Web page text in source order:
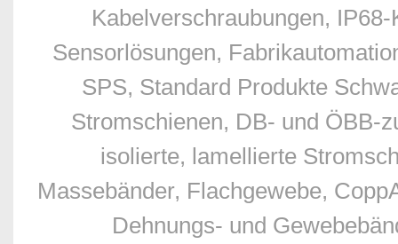
Kabelverschraubungen,
Sensorlösungen,
SPS, Standard Produkte
Stromschienen, DB- und ÖBB-
isolierte, lamellierte
Massebänder, Flachgewebe,
Dehnungs- und